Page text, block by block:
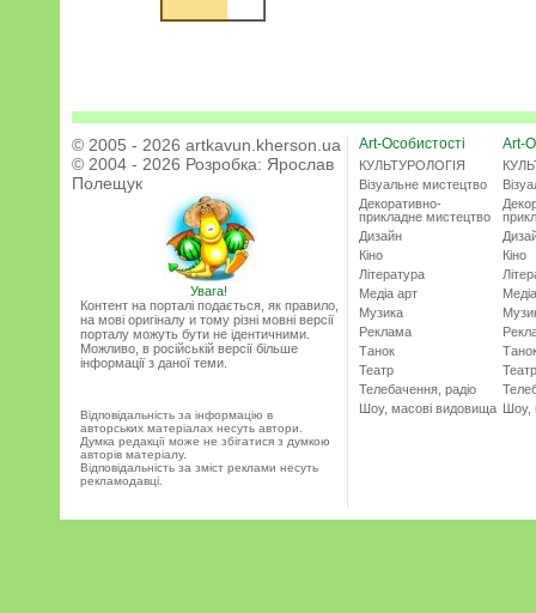
© 2005 - 2026 artkavun.kherson.ua
© 2004 - 2026 Розробка: Ярослав
Полещук
Увага!
Контент на порталі подається, як правило,
на мові оригіналу и тому різні мовні версії
порталу можуть бути не ідентичними.
Можливо, в російській версії більше
інформації з даної теми.
Відповідальність за інформацію в
авторських матеріалах несуть автори.
Думка редакції може не збігатися з думкою
авторів матеріалу.
Відповідальність за зміст реклами несуть
рекламодавці.
Art-Особистості
КУЛЬТУРОЛОГІЯ
Візуальне мистецтво
Декоративно-
прикладне мистецтво
Дизайн
Кіно
Література
Медіа арт
Музика
Реклама
Танок
Театр
Телебачення, радіо
Шоу, масові видовища
Art-
Кіно
Театр
Шоу,